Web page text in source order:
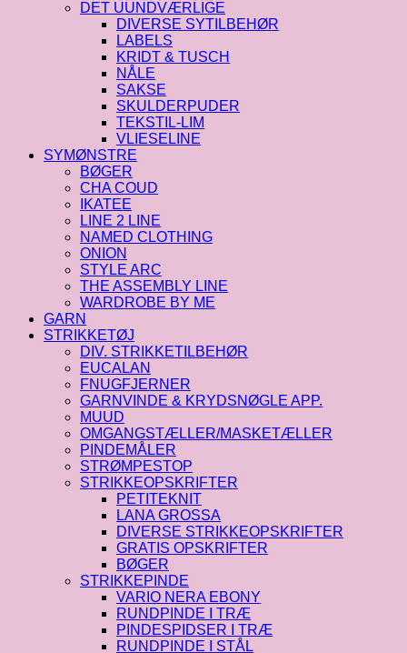
DET UUNDVÆRLIGE
DIVERSE SYTILBEHØR
LABELS
KRIDT & TUSCH
NÅLE
SAKSE
SKULDERPUDER
TEKSTIL-LIM
VLIESELINE
SYMØNSTRE
BØGER
CHA COUD
IKATEE
LINE 2 LINE
NAMED CLOTHING
ONION
STYLE ARC
THE ASSEMBLY LINE
WARDROBE BY ME
GARN
STRIKKETØJ
DIV. STRIKKETILBEHØR
EUCALAN
FNUGFJERNER
GARNVINDE & KRYDSNØGLE APP.
MUUD
OMGANGSTÆLLER/MASKETÆLLER
PINDEMÅLER
STRØMPESTOP
STRIKKEOPSKRIFTER
PETITEKNIT
LANA GROSSA
DIVERSE STRIKKEOPSKRIFTER
GRATIS OPSKRIFTER
BØGER
STRIKKEPINDE
VARIO NERA EBONY
RUNDPINDE I TRÆ
PINDESPIDSER I TRÆ
RUNDPINDE I STÅL